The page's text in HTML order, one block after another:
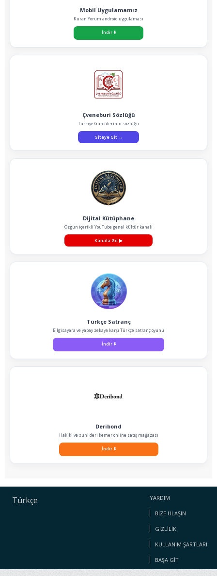
Mobil Uygulamamız
Kuran Yorum android uygulaması
İndir⬇️
Çveneburi Sözlüğü
Türkiye Gürcülerinin sözlüğü
Siteye Git →
Dijital Kütüphane
Özgün içerikli YouTube genel kültür kanalı
Kanala Git▶
Türkçe Satranç
Bilgisayara ve yapay zekaya karşı Türkçe satranç oyunu
İndir ⬇️
Deribond
Hakiki ve suni deri kemer online satış mağazası
İndir⬇️
Türkçe YARDIM
BIZE ULAŞIN
GIZLILIK
KULLANIM ŞARTLARI
BAŞA GIT